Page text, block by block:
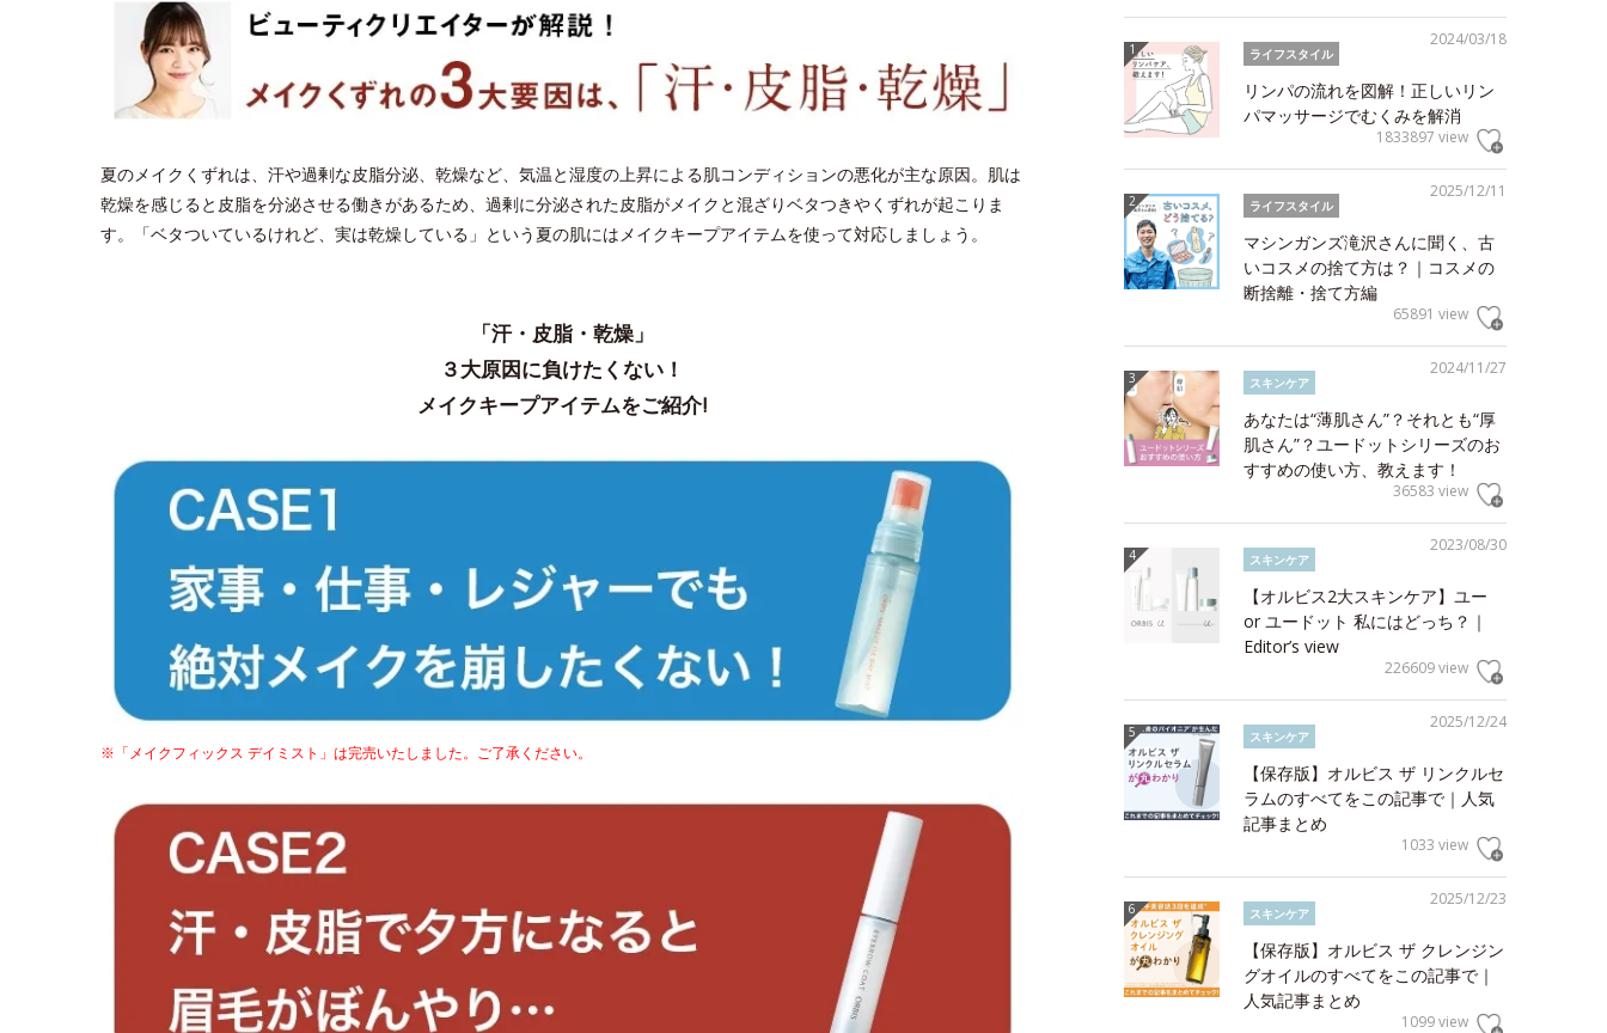
夏のメイクくずれは、汗や過剰な皮脂分泌、乾燥など、気温と湿度の上昇による肌コンディションの悪化が主な原因。肌は
乾燥を感じると皮脂を分泌させる働きがあるため、過剰に分泌された皮脂がメイクと混ざりベタつきやくずれが起こりま
す。「ベタついているけれど、実は乾燥している」という夏の肌にはメイクキープアイテムを使って対応しましょう。
「汗・皮脂・乾燥」
３大原因に負けたくない！
メイクキープアイテムをご紹介!
※「メイクフィックス デイミスト」は完売いたしました。ご了承ください。
2024/03/18
ライフスタイル
リンパの流れを図解！正しいリン
パマッサージでむくみを解消
1833897 view
2025/12/11
ライフスタイル
マシンガンズ滝沢さんに聞く、古
いコスメの捨て方は？｜コスメの
断捨離・捨て方編
65891 view
2024/11/27
スキンケア
あなたは“薄肌さん”？それとも“厚
肌さん”？ユードットシリーズのお
すすめの使い方、教えます！
36583 view
2023/08/30
スキンケア
【オルビス2大スキンケア】ユー
or ユードット 私にはどっち？｜
Editor’s view
226609 view
2025/12/24
スキンケア
【保存版】オルビス ザ リンクルセ
ラムのすべてをこの記事で｜人気
記事まとめ
1033 view
2025/12/23
スキンケア
【保存版】オルビス ザ クレンジン
グオイルのすべてをこの記事で｜
人気記事まとめ
1099 view